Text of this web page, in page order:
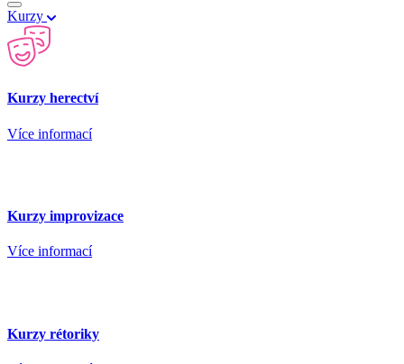
Kurzy
Kurzy herectví
Více informací
Kurzy improvizace
Více informací
Kurzy rétoriky